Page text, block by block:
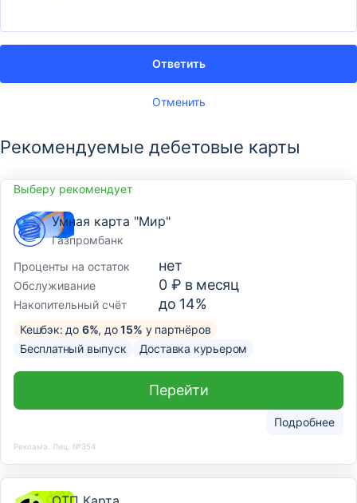
Отменить
Ответить
Рекомендуемые дебетовые карты
Выберу рекомендует
Умная карта "Мир"
Газпромбанк
Проценты на остаток
нет
Обслуживание 0 ₽ в месяц
Накопительный счёт до 14%
Кешбэк: до 6%, до15% у партнёров
Бесплатный выпуск
Доставка курьером
Подробнее
Перейти
Реклама. Лиц. №354